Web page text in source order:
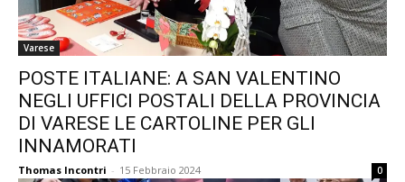
Varese
POSTE ITALIANE: A SAN VALENTINO
NEGLI UFFICI POSTALI DELLA PROVINCIA
DI VARESE LE CARTOLINE PER GLI
INNAMORATI
Thomas Incontri - 15 Febbraio 2024 0